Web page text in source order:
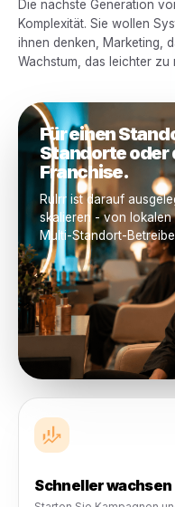
KI-
Reduzieren
halten Sie
Zentrale
Sehen Sie, was
Für Unternehmen in
Mit dem
Ihnen
Die nächste